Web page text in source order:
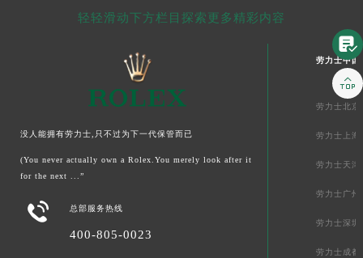
轻轻滑动下方栏目探索更多精彩内容
没人能拥有劳力士,只不过为下一代保管而已
(You never actually own a Rolex.You merely look after it
for the next ...”
 总部服务热线
400-805-0023
劳力士中国
劳力士北京
劳力士上海
劳力士天津
劳力士广州
劳力士深圳
劳力士成都

